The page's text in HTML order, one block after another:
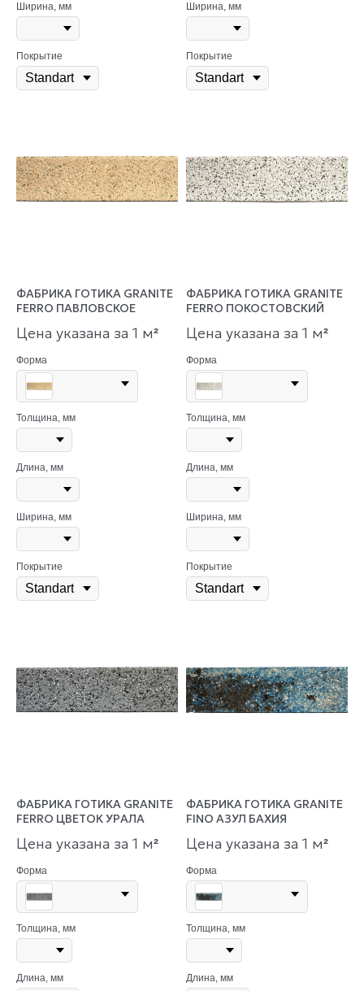
Ширина, мм
Покрытие
Ширина, мм
Покрытие
ФАБРИКА ГОТИКА GRANITE
FERRO ПАВЛОВСКОЕ
Цена указана за 1 м²
Форма
Толщина, мм
Длина, мм
Ширина, мм
Покрытие
ФАБРИКА ГОТИКА GRANITE
FERRO ПОКОСТОВСКИЙ
Цена указана за 1 м²
Форма
Толщина, мм
Длина, мм
Ширина, мм
Покрытие
ФАБРИКА ГОТИКА GRANITE
FERRO ЦВЕТОК УРАЛА
Цена указана за 1 м²
Форма
Толщина, мм
Длина, мм
ФАБРИКА ГОТИКА GRANITE
FINO АЗУЛ БАХИЯ
Цена указана за 1 м²
Форма
Толщина, мм
Длина, мм